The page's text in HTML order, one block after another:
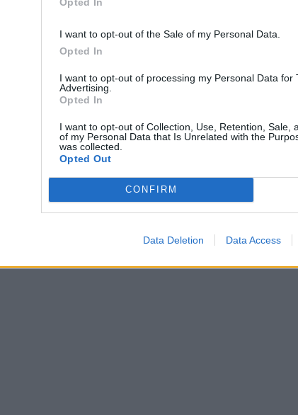
I want to opt-out of the Sale of my Personal Data.
Opted In
I want to opt-out of processing my Personal Data for
Advertising.
Opted In
I want to opt-out of Collection, Use, Retention, Sale,
of my Personal Data that Is Unrelated with the
was collected.
Opted Out
CONFIRM
Data Deletion Data Access